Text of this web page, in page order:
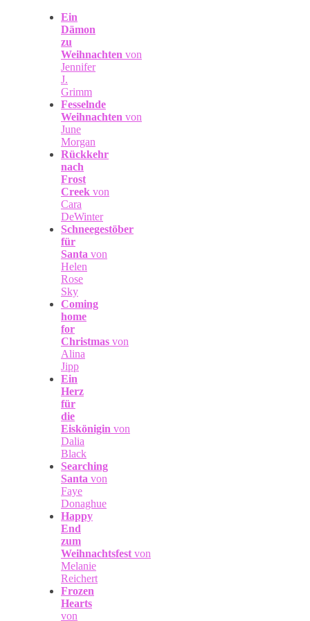
Ein
Dämon
zu
Weihnachten von
Jennifer
J.
Grimm
Fesselnde
Weihnachten von
June
Morgan
Rückkehr
nach
Frost
Creek von
Cara
DeWinter
Schneegestöber
für
Santa von
Helen
Rose
Sky
Coming
home
for
Christmas von
Alina
Jipp
Ein
Herz
für
die
Eiskönigin von
Dalia
Black
Searching
Santa von
Faye
Donaghue
Happy
End
zum
Weihnachtsfest von
Melanie
Reichert
Frozen
Hearts
von